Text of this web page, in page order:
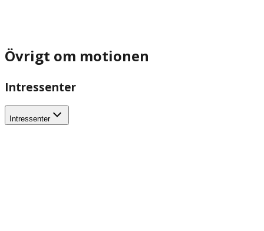
Övrigt om motionen
Intressenter
Intressenter